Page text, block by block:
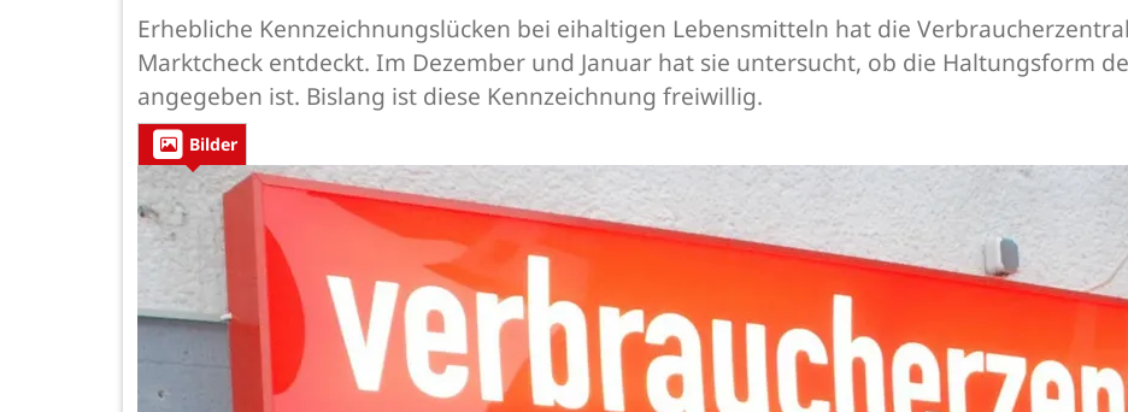
Erhebliche Kennzeichnungslücken bei eihaltigen Lebensmitteln hat die
Marktcheck entdeckt. Im Dezember und Januar hat sie untersucht, ob die Haltungsform
angegeben ist. Bislang ist diese Kennzeichnung freiwillig.
Bilder